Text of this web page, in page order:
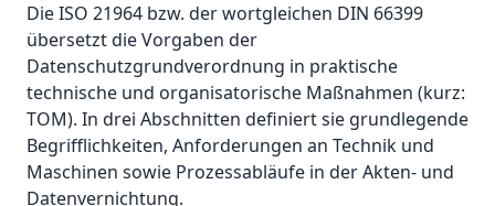
Die ISO 21964 bzw. der wortgleichen DIN 66399
übersetzt die Vorgaben der
Datenschutzgrundverordnung in praktische
technische und organisatorische Maßnahmen (kurz:
TOM). In drei Abschnitten definiert sie grundlegende
Begrifflichkeiten, Anforderungen an Technik und
Maschinen sowie Prozessabläufe in der Akten- und
Datenvernichtung.